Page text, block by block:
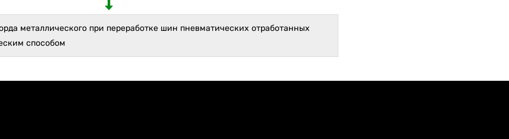
металлического при переработке шин пневматических отработанных
способом